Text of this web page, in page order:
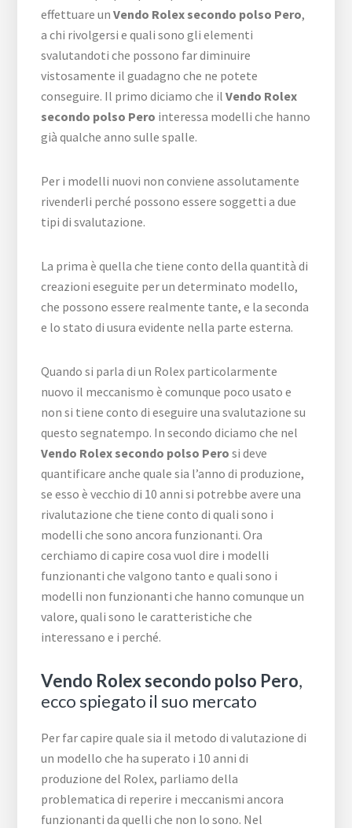
effettuare unVendo Rolex secondo polso Pero,
a chi rivolgersi e quali sono gli elementi
svalutandoti che possono far diminuire
vistosamente il guadagno che ne potete
conseguire. Il primo diciamo che ilVendo Rolex
secondo polso Pero interessa modelli che hanno
già qualche anno sulle spalle.
Per i modelli nuovi non conviene assolutamente
rivenderli perché possono essere soggetti a due
tipi di svalutazione.
La prima è quella che tiene conto della quantità di
creazioni eseguite per un determinato modello,
che possono essere realmente tante, e la seconda
e lo stato di usura evidente nella parte esterna.
Quando si parla di un Rolex particolarmente
nuovo il meccanismo è comunque poco usato e
non si tiene conto di eseguire una svalutazione su
questo segnatempo. In secondo diciamo che nel
Vendo Rolex secondo polso Pero si deve
quantificare anche quale sia l’anno di produzione,
se esso è vecchio di 10 anni si potrebbe avere una
rivalutazione che tiene conto di quali sono i
modelli che sono ancora funzionanti. Ora
cerchiamo di capire cosa vuol dire i modelli
funzionanti che valgono tanto e quali sono i
modelli non funzionanti che hanno comunque un
valore, quali sono le caratteristiche che
interessano e i perché.
Vendo Rolex secondo polso Pero,
ecco spiegato il suo mercato
Per far capire quale sia il metodo di valutazione di
un modello che ha superato i 10 anni di
produzione del Rolex, parliamo della
problematica di reperire i meccanismi ancora
funzionanti da quelli che non lo sono. Nel